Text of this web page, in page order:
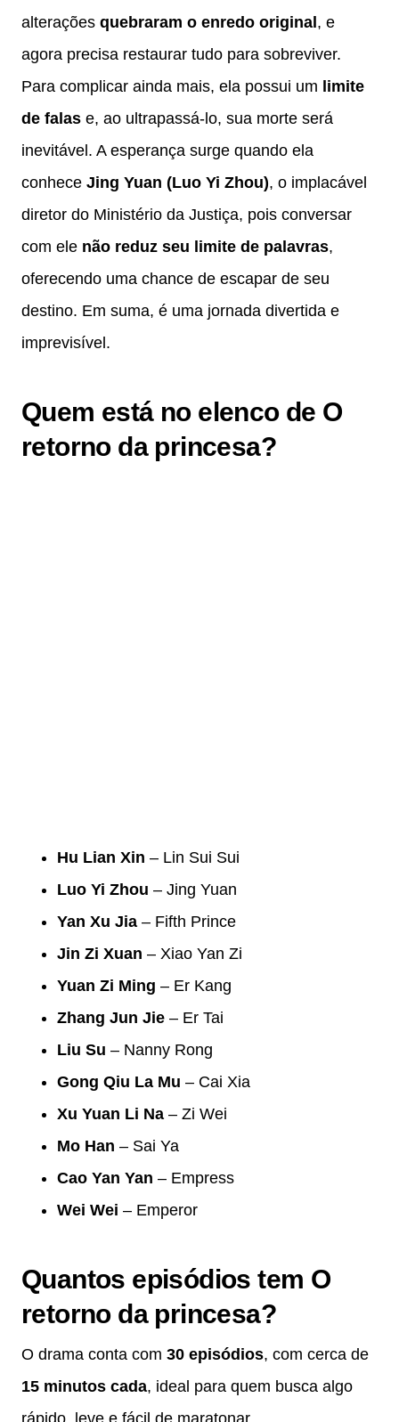
alterações quebraram o enredo original, e
agora precisa restaurar tudo para sobreviver.
Para complicar ainda mais, ela possui um limite
de falas e, ao ultrapassá-lo, sua morte será
inevitável. A esperança surge quando ela
conhece Jing Yuan (Luo Yi Zhou), o implacável
diretor do Ministério da Justiça, pois conversar
com ele não reduz seu limite de palavras,
oferecendo uma chance de escapar de seu
destino. Em suma, é uma jornada divertida e
imprevisível.
Quem está no elenco de O
retorno da princesa?
Hu Lian Xin – Lin Sui Sui
Luo Yi Zhou – Jing Yuan
Yan Xu Jia – Fifth Prince
Jin Zi Xuan – Xiao Yan Zi
Yuan Zi Ming – Er Kang
Zhang Jun Jie – Er Tai
Liu Su – Nanny Rong
Gong Qiu La Mu – Cai Xia
Xu Yuan Li Na – Zi Wei
Mo Han – Sai Ya
Cao Yan Yan – Empress
Wei Wei – Emperor
Quantos episódios tem O
retorno da princesa?
O drama conta com 30 episódios, com cerca de
15 minutos cada, ideal para quem busca algo
rápido, leve e fácil de maratonar.